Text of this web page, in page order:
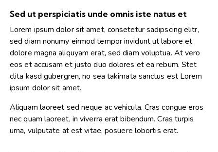
Sed ut perspiciatis unde omnis iste natus et
Lorem ipsum dolor sit amet, consetetur sadipscing elitr,
sed diam nonumy eirmod tempor invidunt ut labore et
dolore magna aliquyam erat, sed diam voluptua. At vero
eos et accusam et justo duo dolores et ea rebum. Stet
clita kasd gubergren, no sea takimata sanctus est Lorem
ipsum dolor sit amet.
Aliquam laoreet sed neque ac vehicula. Cras congue eros
nec quam laoreet, in viverra erat bibendum. Cras turpis
urna, vulputate at est vitae, posuere lobortis erat.